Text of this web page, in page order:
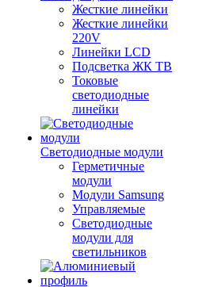
Жесткие линейки
Жесткие линейки
220V
Линейки LCD
Подсветка ЖК ТВ
Токовые
светодиодные
линейки
Светодиодные модули
Герметичные
модули
Модули Samsung
Управляемые
Светодиодные
модули для
светильников